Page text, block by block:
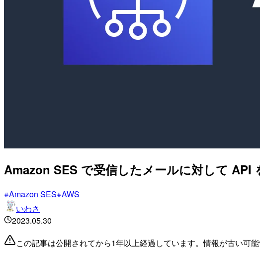
Amazon SES で受信したメールに対して
Amazon SES AWS
いわさ
2023.05.30
この記事は公開されてから1年以上経過しています。情報が古い可